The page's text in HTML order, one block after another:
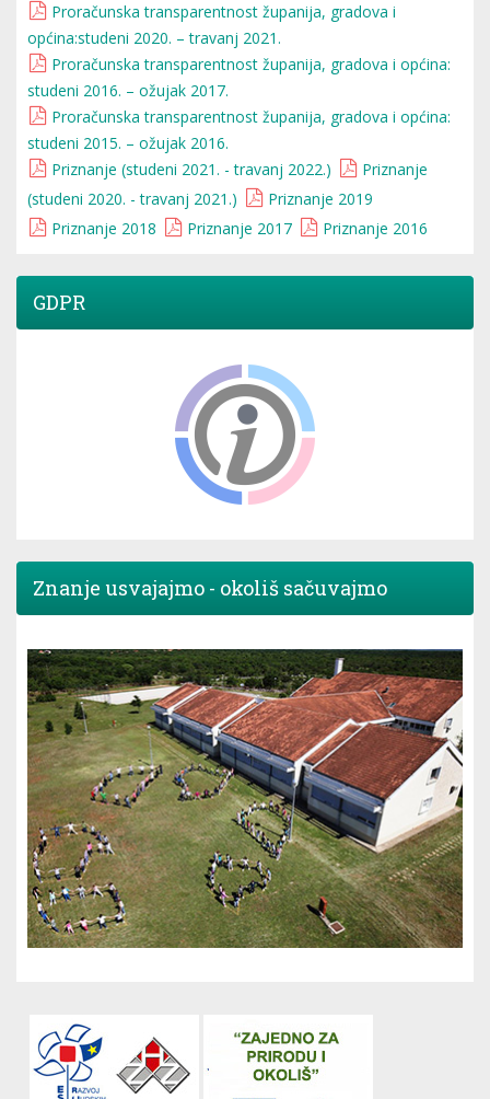
Proračunska transparentnost županija, gradova i
općina:studeni 2020. – travanj 2021.
Proračunska transparentnost županija, gradova i općina:
studeni 2016. – ožujak 2017.
Proračunska transparentnost županija, gradova i općina:
studeni 2015. – ožujak 2016.
Priznanje (studeni 2021. - travanj 2022.)
Priznanje
(studeni 2020. - travanj 2021.)
Priznanje 2019
Priznanje 2018
Priznanje 2017 Priznanje 2016
GDPR
Znanje usvajajmo - okoliš sačuvajmo